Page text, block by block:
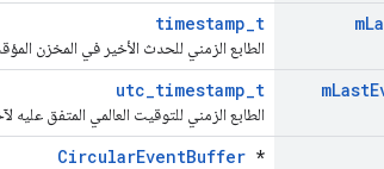
m
timestamp_t
الطابع الزمني للحدث الأخير في المخزن
mLast
utc_timestamp_t
الطابع الزمني للتوقيت العالمي المتفق
CircularEventBuffer *